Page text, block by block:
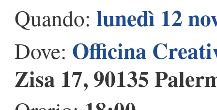
Quando: lunedì 12
Dove: Officina
Zisa 17, 90135